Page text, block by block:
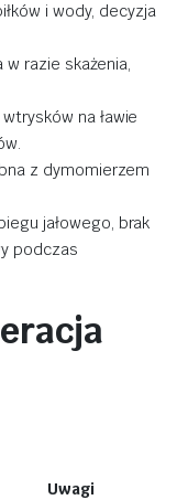
i wody, decyzja
w razie skażenia,
na ławie
z dymomierzem
jałowego, brak
podczas
Uwagi